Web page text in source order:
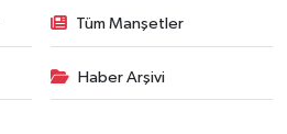
Tüm Manşetler
Haber Arşivi